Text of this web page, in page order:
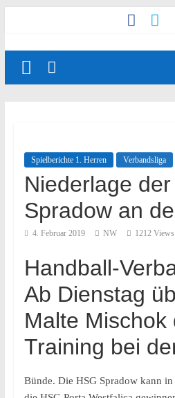
Spielberichte 1. Herren Verbandsliga
Niederlage
Spradow an
4. Februar 2019 NW 1212 Views
Handball-
Ab Dienstag
Malte Mischok
Training bei
Bünde. Die HSG Spradow kann